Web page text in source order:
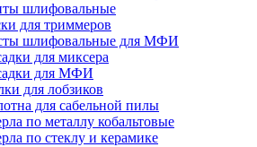
шлифовальные
для триммеров
шлифовальные для МФИ
для миксера
для МФИ
для лобзиков
для сабельной пилы
по металлу кобальтовые
по стеклу и керамике